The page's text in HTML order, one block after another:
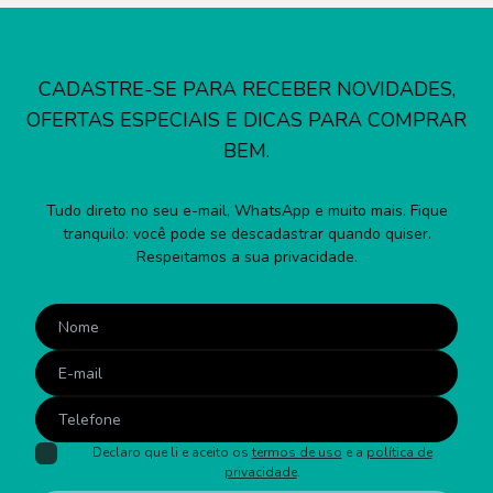
CADASTRE-SE PARA RECEBER NOVIDADES,
OFERTAS ESPECIAIS E DICAS PARA COMPRAR
BEM.
Tudo direto no seu e-mail, WhatsApp e muito mais. Fique
tranquilo: você pode se descadastrar quando quiser.
Respeitamos a sua privacidade.
Declaro que li e aceito os termos de uso e a política de
privacidade.